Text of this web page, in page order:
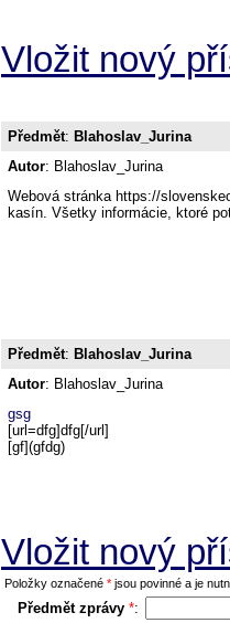
Vložit nový
Předmět: Blahoslav_Jurina
Autor: Blahoslav_Jurina
Webová stránka https://
kasín. Všetky informácie, ktoré
Předmět: Blahoslav_Jurina
Autor: Blahoslav_Jurina
gsg
[url=dfg]dfg[/url]
[gf](gfdg)
Vložit nový
Položky označené * jsou povinné a je
Předmět zprávy *: